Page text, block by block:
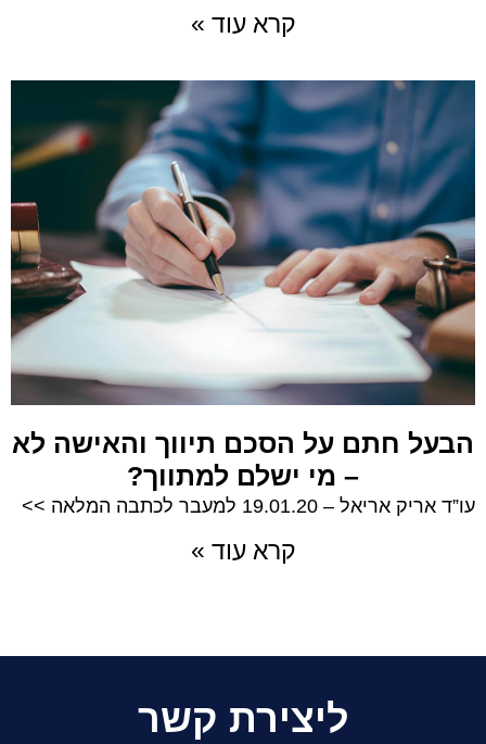
קרא עוד »
הבעל חתם על הסכם תיווך והאישה לא
– מי ישלם למתווך?
עו”ד אריק אריאל – 19.01.20 למעבר לכתבה המלאה >>
קרא עוד »
ליצירת קשר